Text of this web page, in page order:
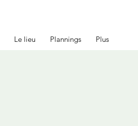
Le lieu Plannings Plus